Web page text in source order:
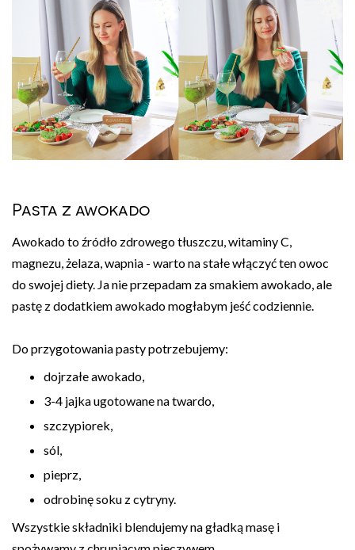
Pasta z awokado
Awokado to źródło zdrowego tłuszczu, witaminy C,
magnezu, żelaza, wapnia - warto na stałe włączyć ten owoc
do swojej diety. Ja nie przepadam za smakiem awokado, ale
pastę z dodatkiem awokado mogłabym jeść codziennie.
Do przygotowania pasty potrzebujemy:
dojrzałe awokado,
3-4 jajka ugotowane na twardo,
szczypiorek,
sól,
pieprz,
odrobinę soku z cytryny.
Wszystkie składniki blendujemy na gładką masę i